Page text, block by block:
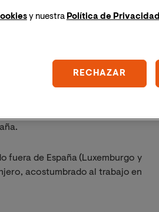
en planificación fiscal de las
fuera de España (Luxemburgo y
acostumbrado al trabajo en
y nuestra Política de Privacidad
RECHAZAR